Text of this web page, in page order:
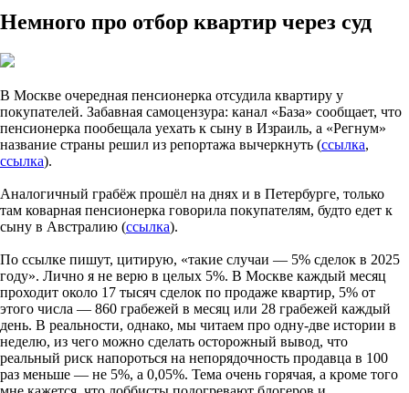
Немного про отбор квартир через суд
В Москве очередная пенсионерка отсудила квартиру у
покупателей. Забавная самоцензура: канал «База» сообщает, что
пенсионерка пообещала уехать к сыну в Израиль, а «Регнум»
название страны решил из репортажа вычеркнуть (ссылка,
ссылка).
Аналогичный грабёж прошёл на днях и в Петербурге, только
там коварная пенсионерка говорила покупателям, будто едет к
сыну в Австралию (ссылка).
По ссылке пишут, цитирую, «такие случаи — 5% сделок в 2025
году». Лично я не верю в целых 5%. В Москве каждый месяц
проходит около 17 тысяч сделок по продаже квартир, 5% от
этого числа — 860 грабежей в месяц или 28 грабежей каждый
день. В реальности, однако, мы читаем про одну-две истории в
неделю, из чего можно сделать осторожный вывод, что
реальный риск напороться на непорядочность продавца в 100
раз меньше — не 5%, а 0,05%. Тема очень горячая, а кроме того